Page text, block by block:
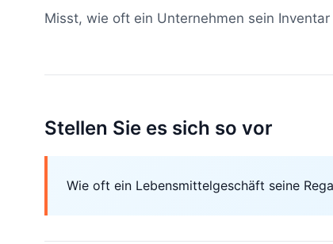
Misst, wie oft ein Unternehmen sein
Stellen Sie es sich so vor
Wie oft ein Lebensmittelgeschäft seine